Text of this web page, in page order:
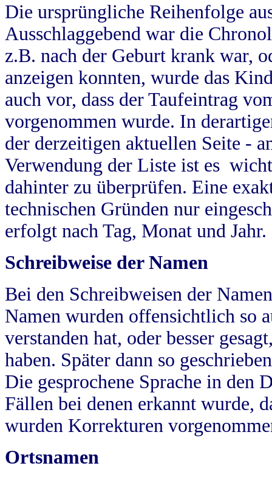
Die ursprüngliche Reihenfolge
Ausschlaggebend war die
z.B. nach der Geburt krank war,
anzeigen konnten, wurde das
auch vor, dass der Taufeintrag
vorgenommen wurde. In
der derzeitigen aktuellen Seite -
Verwendung der Liste ist es
dahinter zu überprüfen. Eine
technischen Gründen nur
erfolgt nach Tag, Monat und Jahr.
Schreibweise der Namen
Bei den Schreibweisen der
Namen wurden offensichtlich so
verstanden hat, oder besser
haben. Später dann so
Die gesprochene Sprache in
Fällen bei denen erkannt wurde,
wurden Korrekturen
Ortsnamen